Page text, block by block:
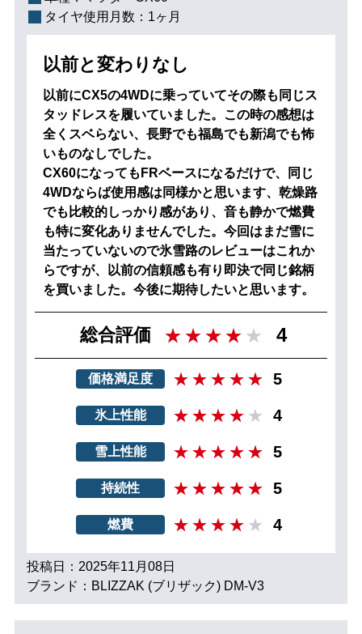
タイヤ使用月数： 1ヶ月
以前と変わりなし
以前にCX5の4WDに乗っていてその際も同じス
タッドレスを履いていました。この時の感想は
全くスベらない、長野でも福島でも新潟でも怖
いものなしでした。
CX60になってもFRベースになるだけで、同じ
4WDならば使用感は同様かと思います、乾燥路
でも比較的しっかり感があり、音も静かで燃費
も特に変化ありませんでした。今回はまだ雪に
当たっていないので氷雪路のレビューはこれか
らですが、以前の信頼感も有り即決で同じ銘柄
を買いました。今後に期待したいと思います。
総合評価 4
価格満足度 5
氷上性能 4
雪上性能 5
持続性 5
燃費 4
投稿日：2025年11月08日
ブランド：BLIZZAK (ブリザック) DM-V3